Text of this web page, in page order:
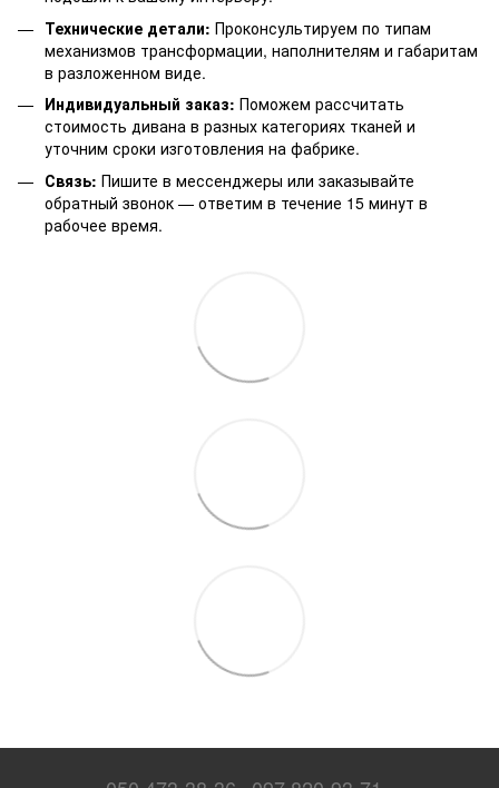
Технические детали: Проконсультируем по типам
механизмов трансформации, наполнителям и габаритам
в разложенном виде.
Индивидуальный заказ: Поможем рассчитать
стоимость дивана в разных категориях тканей и
уточним сроки изготовления на фабрике.
Связь: Пишите в мессенджеры или заказывайте
обратный звонок — ответим в течение 15 минут в
рабочее время.